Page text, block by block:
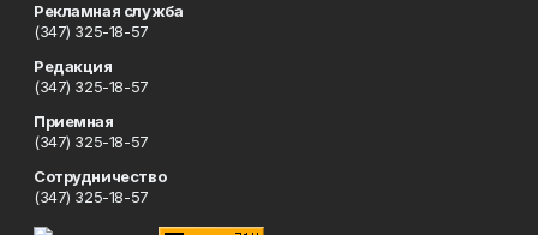
Рекламная служба
(347) 325-18-57
Редакция
(347) 325-18-57
Приемная
(347) 325-18-57
Сотрудничество
(347) 325-18-57